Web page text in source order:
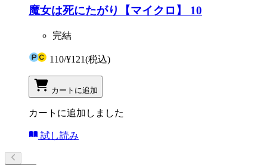
魔女は死にたがり【マイクロ】 10
完結
110/¥121(税込)
カートに追加
カートに追加しました
試し読み